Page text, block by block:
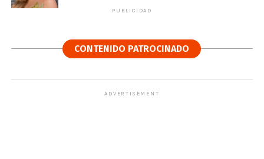
PUBLICIDAD
CONTENIDO PATROCINADO
ADVERTISEMENT